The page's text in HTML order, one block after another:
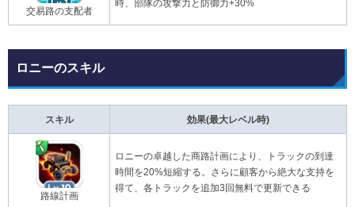
交易路の支配者
時、部隊の攻撃力と防御力+30%
ロニーのスキル
スキル 効果(最大レベル時)
路線計画
ロニーの卓越した商路計画により、トラックの到達
時間を20%短縮する。さらに顧客から絶大な支持を
得て、各トラックを追加3回無料で更新できる